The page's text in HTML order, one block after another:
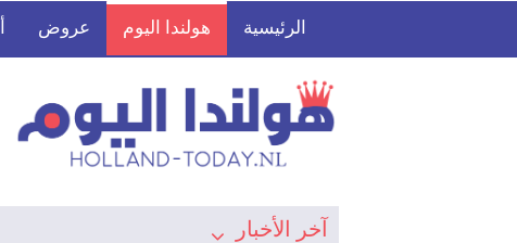
الرئيسية هولندا اليوم عروض
آخر الأخبار